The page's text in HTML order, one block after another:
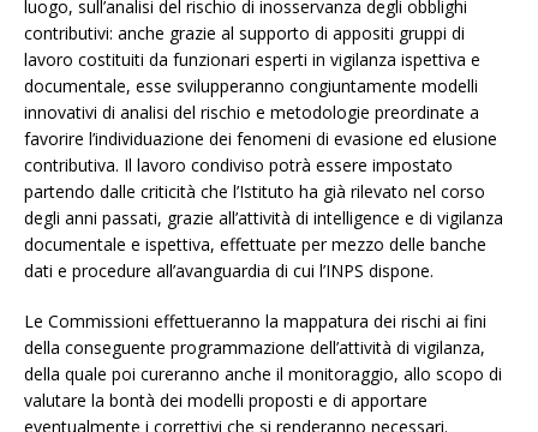
luogo, sull’analisi del rischio di inosservanza degli obblighi
contributivi: anche grazie al supporto di appositi gruppi di
lavoro costituiti da funzionari esperti in vigilanza ispettiva e
documentale, esse svilupperanno congiuntamente modelli
innovativi di analisi del rischio e metodologie preordinate a
favorire l’individuazione dei fenomeni di evasione ed elusione
contributiva. Il lavoro condiviso potrà essere impostato
partendo dalle criticità che l’Istituto ha già rilevato nel corso
degli anni passati, grazie all’attività di intelligence e di vigilanza
documentale e ispettiva, effettuate per mezzo delle banche
dati e procedure all’avanguardia di cui l’INPS dispone.
Le Commissioni effettueranno la mappatura dei rischi ai fini
della conseguente programmazione dell’attività di vigilanza,
della quale poi cureranno anche il monitoraggio, allo scopo di
valutare la bontà dei modelli proposti e di apportare
eventualmente i correttivi che si renderanno necessari.